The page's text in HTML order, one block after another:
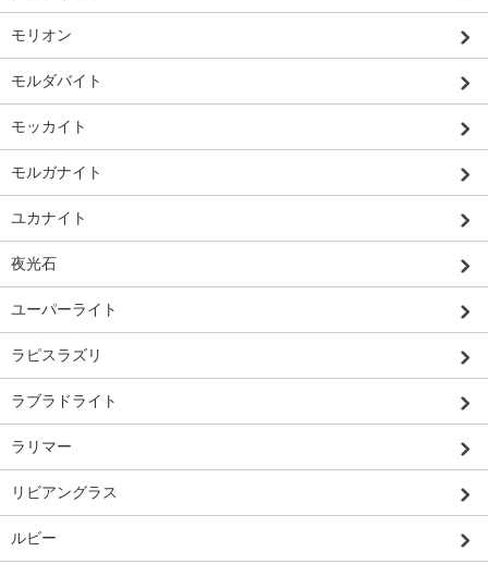
モリオン
モルダバイト
モッカイト
モルガナイト
ユカナイト
夜光石
ユーパーライト
ラピスラズリ
ラブラドライト
ラリマー
リビアングラス
ルビー